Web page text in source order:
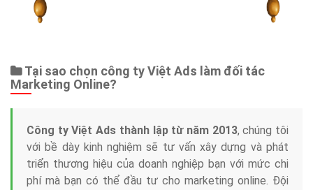
Tại sao chọn công ty Việt Ads làm đối tác
Marketing Online?
Công ty Việt Ads thành lập từ năm 2013, chúng tôi
với bề dày kinh nghiệm sẽ tư vấn xây dựng và phát
triển thương hiệu của doanh nghiệp bạn với mức chi
phí mà bạn có thể đầu tư cho marketing online. Đội